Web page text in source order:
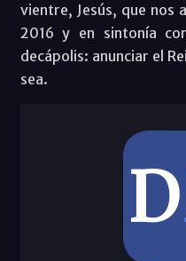
vientre, Jesús, que nos
2016 y en sintonía
decápolis: anunciar el
sea.